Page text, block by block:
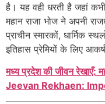
है। यह वही धरती है जहां
महान राजा भोज ने अपनी
प्राचीन स्मारकों, धार्मिक
इतिहास प्रेमियों के लिए
मध्य प्रदेश की जीवन रेखाएँ:
Jeevan Rekhaen: